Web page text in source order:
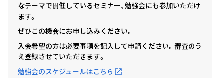
なテーマで開催しているセミナー、勉強会にも参加いただけ
ます。
ぜひこの機会にお申し込みください。
入会希望の方は必要事項を記入して申請ください。審査のう
え登録させていただきます。
勉強会のスケジュールはこちら